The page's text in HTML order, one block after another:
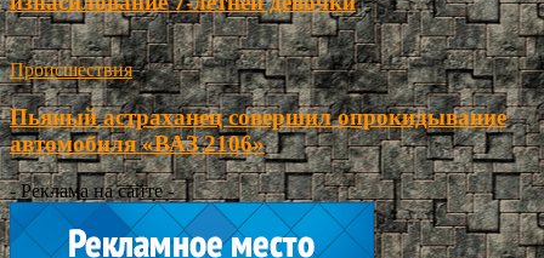
Происшествия
Пьяный астраханец совершил опрокидывание
автомобиля «ВАЗ 2106»
- Реклама на сайте -